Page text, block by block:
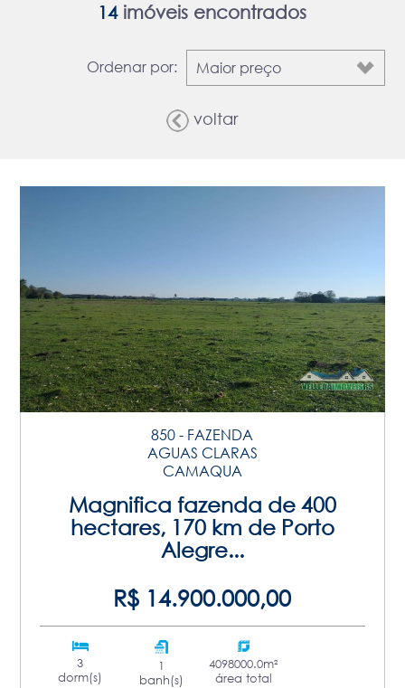
14imóveis encontrados
Ordenar por:
voltar
850 - FAZENDA
AGUAS CLARAS
CAMAQUA
Magnifica fazenda de 400
hectares, 170 km de Porto
Alegre...
R$ 14.900.000,00
3
dorm(s)
1
banh(s)
4098000.0m²
área total